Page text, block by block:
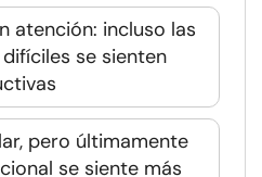
atención: incluso las
se sienten
pero últimamente
se siente más